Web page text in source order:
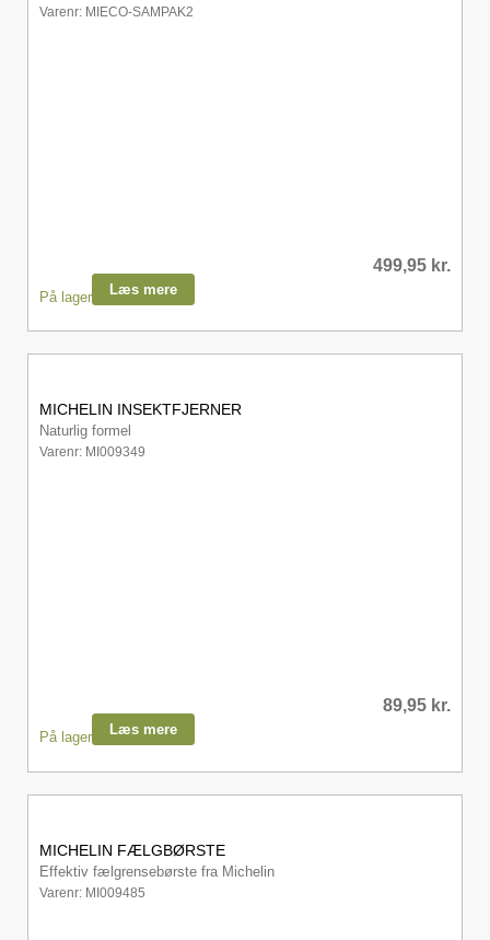
Varenr: MIECO-SAMPAK2
499,95 kr.
På lager Læs mere
MICHELIN INSEKTFJERNER
Naturlig formel
Varenr: MI009349
89,95 kr.
På lager Læs mere
MICHELIN FÆLGBØRSTE
Effektiv fælgrensebørste fra Michelin
Varenr: MI009485